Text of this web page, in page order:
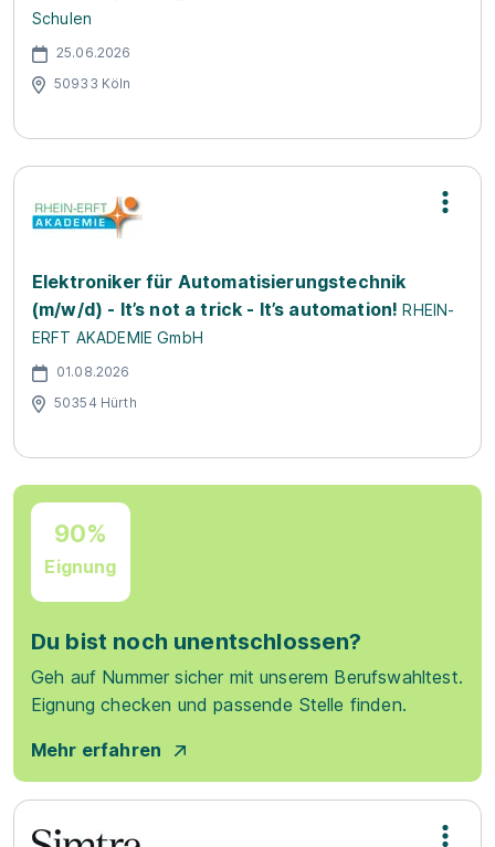
Schulen
25.06.2026
50933 Köln
Elektroniker für Automatisierungstechnik
(m/w/d) - It’s not a trick - It’s automation! RHEIN-
ERFT AKADEMIE GmbH
01.08.2026
50354 Hürth
90%
Eignung
Du bist noch unentschlossen?
Geh auf Nummer sicher mit unserem Berufswahltest.
Eignung checken und passende Stelle finden.
Mehr erfahren